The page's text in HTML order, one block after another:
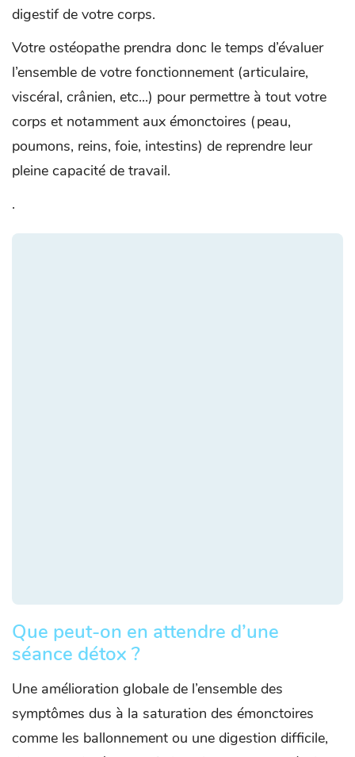
digestif de votre corps.
Votre ostéopathe prendra donc le temps d’évaluer
l’ensemble de votre fonctionnement (articulaire,
viscéral, crânien, etc...) pour permettre à tout votre
corps et notamment aux émonctoires (peau,
poumons, reins, foie, intestins) de reprendre leur
pleine capacité de travail.
.
Que peut-on en attendre d’une
séance détox ?
Une amélioration globale de l’ensemble des
symptômes dus à la saturation des émonctoires
comme les ballonnement ou une digestion difficile,